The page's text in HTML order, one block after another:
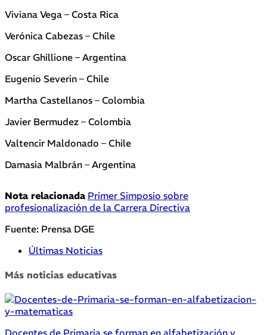
Viviana Vega – Costa Rica
Verónica Cabezas – Chile
Oscar Ghillione – Argentina
Eugenio Severin – Chile
Martha Castellanos – Colombia
Javier Bermudez – Colombia
Valtencir Maldonado – Chile
Damasia Malbrán – Argentina
Nota relacionada Primer Simposio sobre
profesionalización de la Carrera Directiva
Fuente: Prensa DGE
Últimas Noticias
Más noticias educativas